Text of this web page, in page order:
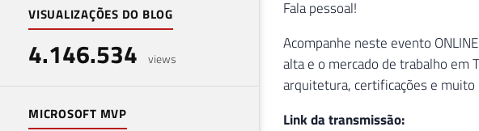
VISUALIZAÇÕES DO BLOG
4.146.534 views
MICROSOFT MVP
Fala pessoal!
Acompanhe neste evento
alta e o mercado de trabalho em
arquitetura, certificações e muito
Link da transmissão: